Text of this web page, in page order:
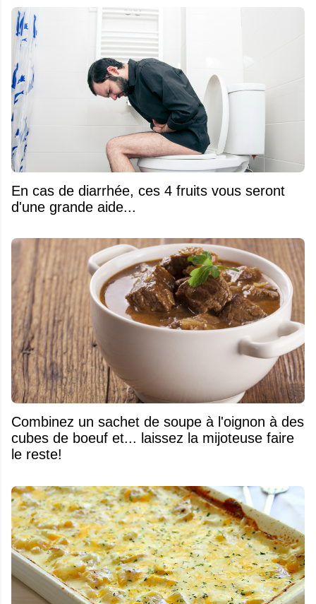
En cas de diarrhée, ces 4 fruits vous seront
d'une grande aide...
Combinez un sachet de soupe à l'oignon à des
cubes de boeuf et... laissez la mijoteuse faire
le reste!